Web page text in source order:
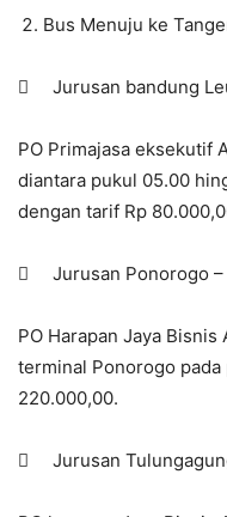
Bus Menuju ke
 Jurusan bandung
PO Primajasa eksekutif
diantara pukul 05.00
dengan tarif Rp
 Jurusan Ponorogo –
PO Harapan Jaya
terminal Ponorogo
220.000,00.
 Jurusan